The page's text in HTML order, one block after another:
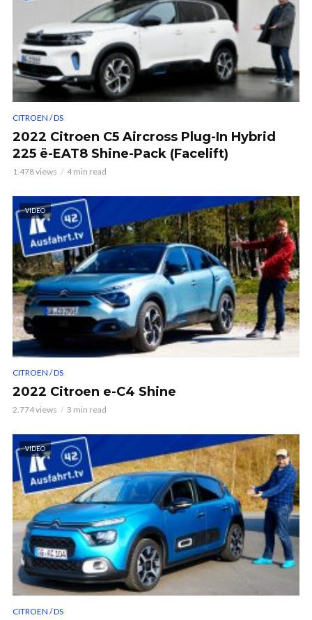
CITROEN / DS
2022 Citroen C5 Aircross Plug-In Hybrid
225 ë-EAT8 Shine-Pack (Facelift)
1.478 views 4 min read
VIDEO
CITROEN / DS
2022 Citroen e-C4 Shine
2.774 views 3 min read
VIDEO
CITROEN / DS